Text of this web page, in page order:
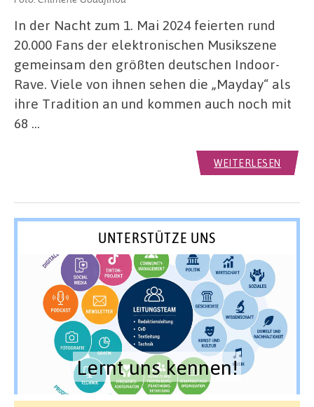
In der Nacht zum 1. Mai 2024 feierten rund
20.000 Fans der elektronischen Musikszene
gemeinsam den größten deutschen Indoor-
Rave. Viele von ihnen sehen die „Mayday“ als
ihre Tradition an und kommen auch noch mit
68 …
WEITERLESEN
UNTERSTÜTZE UNS
Lernt uns kennen!